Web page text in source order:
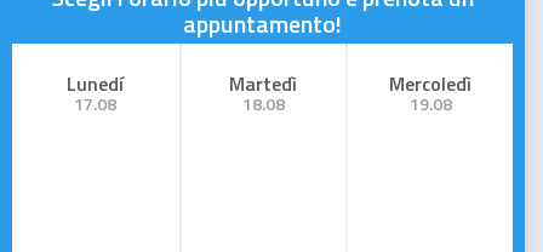
appuntamento!
Lunedí
17.08
Martedì
18.08
Mercoledì
19.08